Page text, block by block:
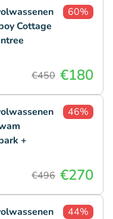
Cottage
60%
€450 €180
+
46%
€496 €270
44%